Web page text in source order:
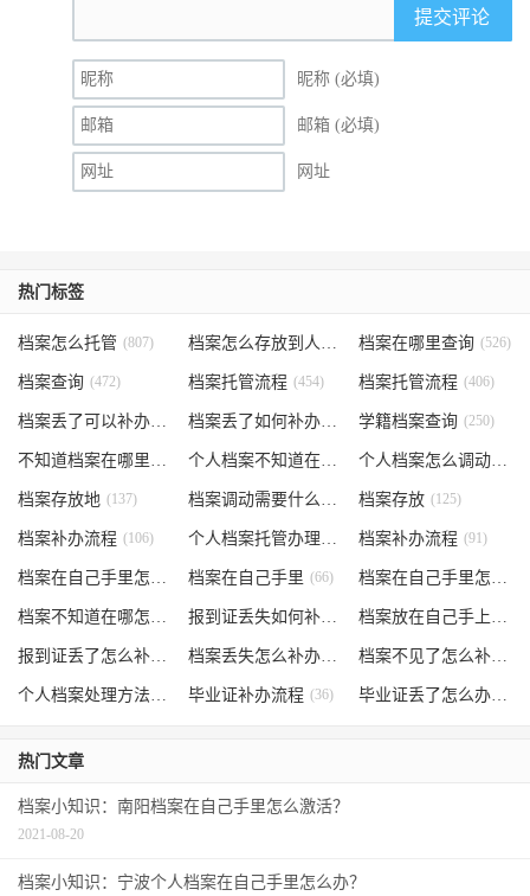
提交评论
昵称 (必填)
邮箱 (必填)
网址
热门标签
档案怎么托管 (807) 档案怎么存放到人才市场 (535)
档案在哪里查询 (526)
档案查询 (472) 档案托管流程 (454) 档案托管流程 (406)
档案丢了可以补办吗 (371) 档案丢了如何补办 学籍档案查询 (250)
不知道档案在哪里 个人档案不知道在哪儿 (191) 个人档案怎么调动
档案存放地 (137) 档案调动需要什么手续 (130)
档案存放 (125)
档案补办流程 (106) 个人档案托管办理流程 (102)
档案补办流程 (91)
(85)
档案在自己手里 (66)
(62) 报到证丢失如何补办 (54)
(52) 档案丢失怎么补办 档案不见了怎么补办
毕业证补办流程 (36) 毕业证丢了怎么办
热门文章
档案小知识：南阳档案在自己手里怎么激活？
2021-08-20
档案小知识：宁波个人档案在自己手里怎么办？